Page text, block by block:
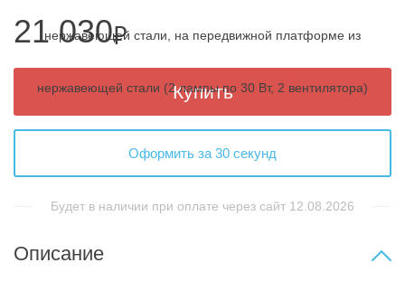
21 030₽
Купить
Оформить за 30 секунд
Будет в наличии при оплате через сайт 12.08.2026
Описание